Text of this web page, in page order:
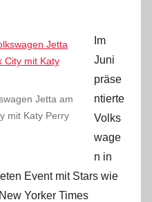
Jetta am
mit Katy Perry
Im
Juni
präse
ntierte
Volks
wage
n in
Event mit Stars wie
Yorker Times